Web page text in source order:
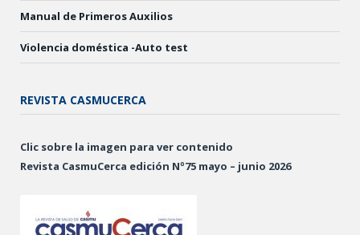
Manual de Primeros Auxilios
Violencia doméstica -Auto test
REVISTA CASMUCERCA
Clic sobre la imagen para ver contenido
Revista CasmuCerca edición Nº75 mayo – junio 2026